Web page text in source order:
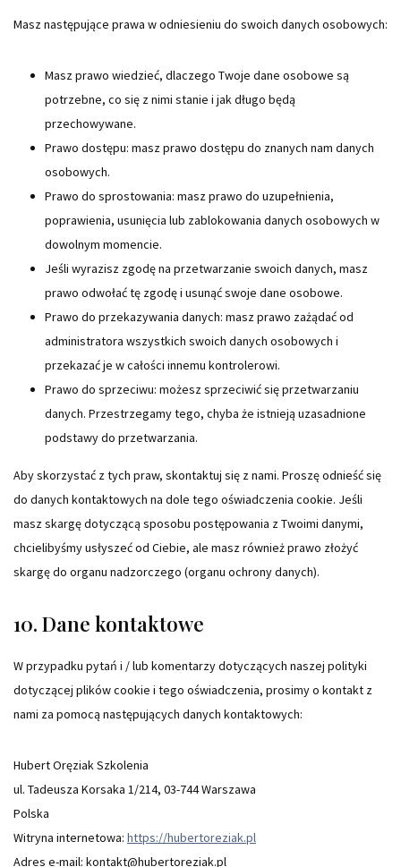
Masz następujące prawa w odniesieniu do swoich danych osobowych:
Masz prawo wiedzieć, dlaczego Twoje dane osobowe są
potrzebne, co się z nimi stanie i jak długo będą
przechowywane.
Prawo dostępu: masz prawo dostępu do znanych nam danych
osobowych.
Prawo do sprostowania: masz prawo do uzupełnienia,
poprawienia, usunięcia lub zablokowania danych osobowych w
dowolnym momencie.
Jeśli wyrazisz zgodę na przetwarzanie swoich danych, masz
prawo odwołać tę zgodę i usunąć swoje dane osobowe.
Prawo do przekazywania danych: masz prawo zażądać od
administratora wszystkich swoich danych osobowych i
przekazać je w całości innemu kontrolerowi.
Prawo do sprzeciwu: możesz sprzeciwić się przetwarzaniu
danych. Przestrzegamy tego, chyba że istnieją uzasadnione
podstawy do przetwarzania.
Aby skorzystać z tych praw, skontaktuj się z nami. Proszę odnieść się
do danych kontaktowych na dole tego oświadczenia cookie. Jeśli
masz skargę dotyczącą sposobu postępowania z Twoimi danymi,
chcielibyśmy usłyszeć od Ciebie, ale masz również prawo złożyć
skargę do organu nadzorczego (organu ochrony danych).
10. Dane kontaktowe
W przypadku pytań i / lub komentarzy dotyczących naszej polityki
dotyczącej plików cookie i tego oświadczenia, prosimy o kontakt z
nami za pomocą następujących danych kontaktowych:
Hubert Oręziak Szkolenia
ul. Tadeusza Korsaka 1/214, 03-744 Warszawa
Polska
Witryna internetowa: https://hubertoreziak.pl
Adres e-mail: kontakt@hubertoreziak.pl